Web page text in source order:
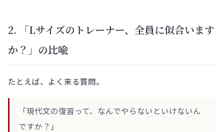
2. 「Lサイズのトレーナー、全員に似合います
か？」の比喩
たとえば、よく来る質問。
「現代文の復習って、なんでやらないといけないん
ですか？」